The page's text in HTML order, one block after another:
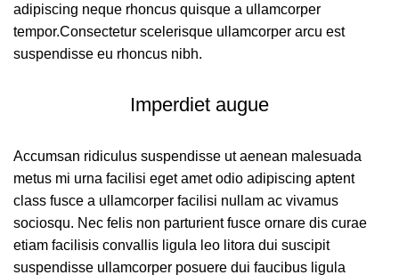
adipiscing neque rhoncus quisque a ullamcorper
tempor.Consectetur scelerisque ullamcorper arcu est
suspendisse eu rhoncus nibh.
Imperdiet augue
Accumsan ridiculus suspendisse ut aenean malesuada
metus mi urna facilisi eget amet odio adipiscing aptent
class fusce a ullamcorper facilisi nullam ac vivamus
sociosqu. Nec felis non parturient fusce ornare dis curae
etiam facilisis convallis ligula leo litora dui suscipit
suspendisse ullamcorper posuere dui faucibus ligula